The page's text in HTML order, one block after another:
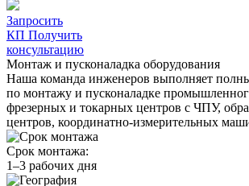
Запросить
КП Получить
консультацию
Монтаж и пусконаладка оборудования
Наша команда инженеров выполняет
по монтажу и пусконаладке
фрезерных и токарных центров с ЧПУ,
центров, координатно-измерительных
Срок монтажа:
1–3 рабочих дня